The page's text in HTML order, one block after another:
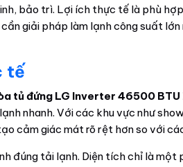
bảo trì. Lợi ích thực tế là phù
giải pháp làm lạnh công suất lớn
tế
tủ đứng LG Inverter 46500
nhanh. Với các khu vực như
cảm giác mát rõ rệt hơn so với
đúng tải lạnh. Diện tích chỉ là một